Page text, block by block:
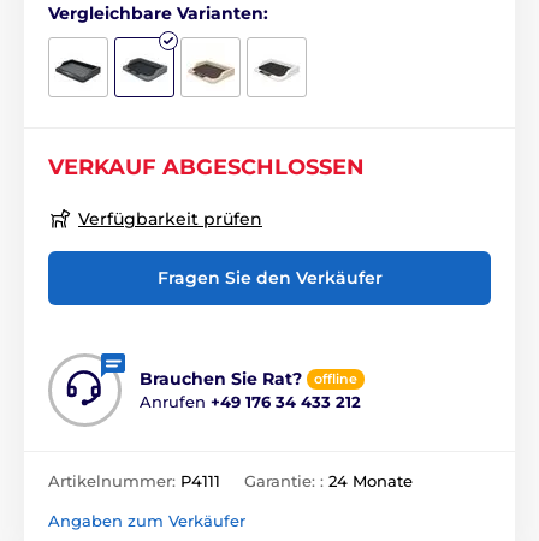
Vergleichbare Varianten:
VERKAUF ABGESCHLOSSEN
Verfügbarkeit prüfen
Fragen Sie den Verkäufer
Brauchen Sie Rat? offline
Anrufen +49 176 34 433 212
Artikelnummer: P4111 Garantie: : 24 Monate
Angaben zum Verkäufer